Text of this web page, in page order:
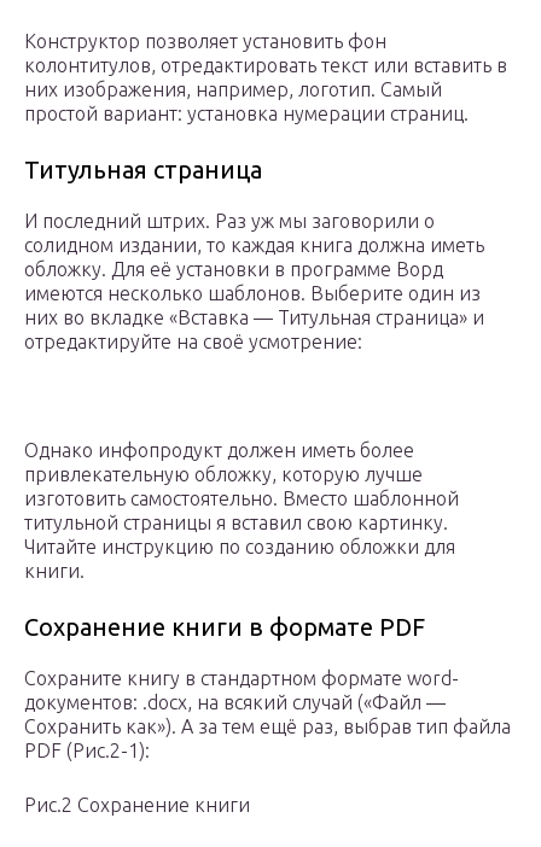
Конструктор позволяет установить фон
колонтитулов, отредактировать текст или вставить в
них изображения, например, логотип. Самый
простой вариант: установка нумерации страниц.
Титульная страница
И последний штрих. Раз уж мы заговорили о
солидном издании, то каждая книга должна иметь
обложку. Для её установки в программе Ворд
имеются несколько шаблонов. Выберите один из
них во вкладке «Вставка — Титульная страница» и
отредактируйте на своё усмотрение:
Однако инфопродукт должен иметь более
привлекательную обложку, которую лучше
изготовить самостоятельно. Вместо шаблонной
титульной страницы я вставил свою картинку.
Читайте инструкцию по созданию обложки для
книги.
Сохранение книги в формате PDF
Сохраните книгу в стандартном формате word-
документов: .docx, на всякий случай («Файл —
Сохранить как»). А за тем ещё раз, выбрав тип файла
PDF (Рис.2-1):
Рис.2 Сохранение книги